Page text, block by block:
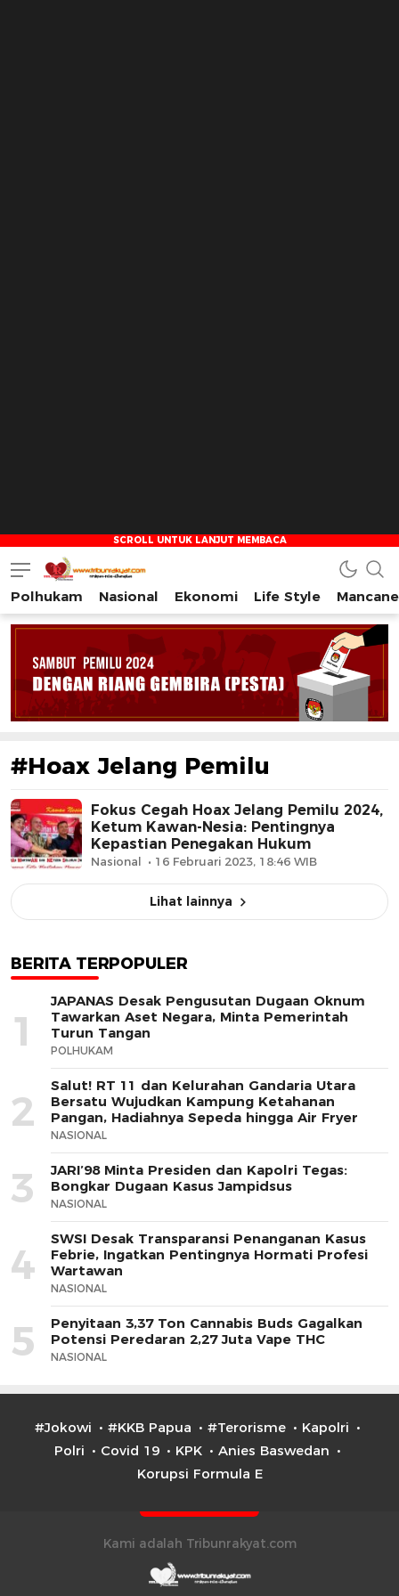
Tribun Rakyat
Tulus – Terdepan – Diharapkan
Polhukam Nasional Ekonomi Life Style
#Hoax Jelang Pemilu
Fokus Cegah Hoax Jelang Pemilu 2024,
Ketum Kawan-Nesia: Pentingnya
Kepastian Penegakan Hukum
Nasional 16 Februari 2023, 18:46 WIB
Lihat lainnya
BERITA TERPOPULER
1
JAPANAS Desak Pengusutan Dugaan Oknum
Tawarkan Aset Negara, Minta Pemerintah
Turun Tangan
POLHUKAM
2
Salut! RT 11 dan Kelurahan Gandaria Utara
Bersatu Wujudkan Kampung Ketahanan
Pangan, Hadiahnya Sepeda hingga Air Fryer
NASIONAL
3
JARI’98 Minta Presiden dan Kapolri Tegas:
Bongkar Dugaan Kasus Jampidsus
NASIONAL
4
SWSI Desak Transparansi Penanganan Kasus
Febrie, Ingatkan Pentingnya Hormati Profesi
Wartawan
NASIONAL
5
Penyitaan 3,37 Ton Cannabis Buds Gagalkan
Potensi Peredaran 2,27 Juta Vape THC
NASIONAL
#Jokowi #KKB Papua #Terorisme
Kapolri
Polri
Covid 19 KPK
Anies Baswedan
Korupsi Formula E
Kami adalah Tribunrakyat.com